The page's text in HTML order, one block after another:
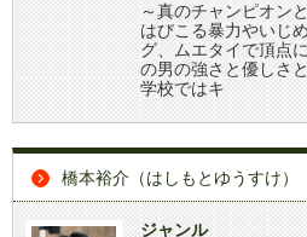
～真のチャンピオン
はびこる暴力やいじ
グ、ムエタイで頂点
の男の強さと優しさ
学校ではキ
橋本裕介（はしもとゆうすけ）
ジャンル